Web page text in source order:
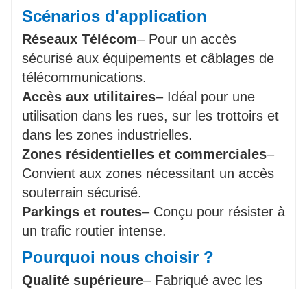
Scénarios d'application
Réseaux Télécom– Pour un accès
sécurisé aux équipements et câblages de
télécommunications.
Accès aux utilitaires– Idéal pour une
utilisation dans les rues, sur les trottoirs et
dans les zones industrielles.
Zones résidentielles et commerciales–
Convient aux zones nécessitant un accès
souterrain sécurisé.
Parkings et routes– Conçu pour résister à
un trafic routier intense.
Pourquoi nous choisir ?
Qualité supérieure– Fabriqué avec les